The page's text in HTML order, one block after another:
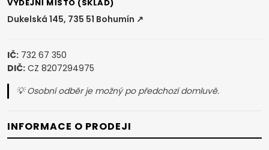
VÝDEJNÍ MÍSTO (SKLAD)
Dukelská 145, 735 51 Bohumín ↗
IČ: 732 67 350
DIČ: CZ 8207294975
💡 Osobní odběr je možný po předchozí domluvě.
INFORMACE O PRODEJI